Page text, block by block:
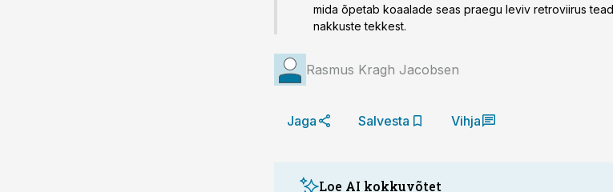
mida õpetab koaalade seas praegu leviv retroviirus
nakkuste tekkest.
Rasmus Kragh Jacobsen
Jaga Salvesta Vihja
Loe AI kokkuvõtet